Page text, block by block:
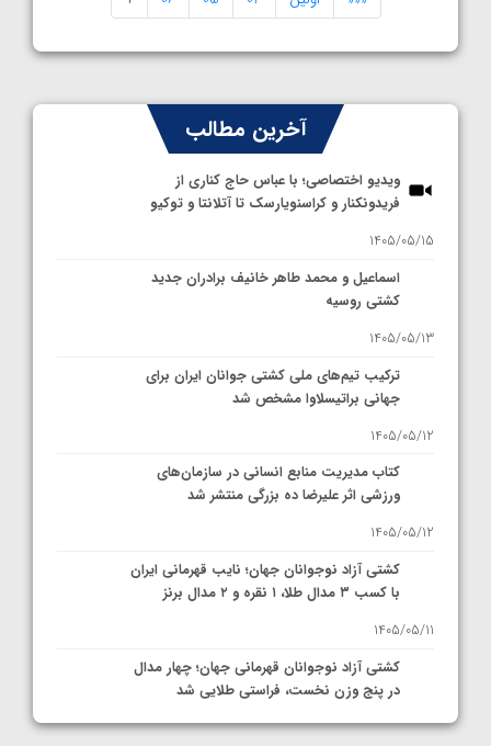
آخرین مطالب
ویدیو اختصاصی؛ با عباس حاج کناری از
فریدونکنار و کراسنویارسک تا آتلانتا و توکیو
1405/05/15
اسماعیل و محمد طاهر خانیف برادران جدید
کشتی روسیه
1405/05/13
ترکیب تیم‌های ملی کشتی جوانان ایران برای
جهانی براتیسلاوا مشخص شد
1405/05/12
کتاب مدیریت منابع انسانی در سازمان‌های
ورزشی اثر علیرضا ده بزرگی منتشر شد
1405/05/12
کشتی آزاد نوجوانان جهان؛ نایب قهرمانی ایران
با کسب ۳ مدال طلا، ۱ نقره و ۲ مدال برنز
1405/05/11
کشتی آزاد نوجوانان قهرمانی جهان؛ چهار مدال
در پنج وزن نخست، فراستی طلایی شد
1405/05/11